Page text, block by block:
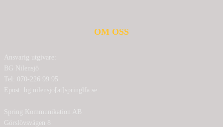
OM OSS
Ansvarig utgivare:
BG Nilensjö
Tel: 070-226 99 95
Epost: bg.nilensjo[at]springlfa.se
Spring Kommunikation AB
Görslövsvägen 8